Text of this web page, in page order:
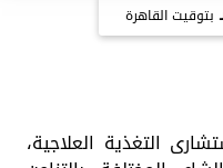
بتوقيت القاهرة
التغذية العلاجية،